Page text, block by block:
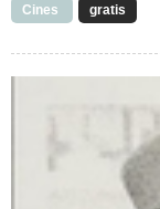
Cines gratis